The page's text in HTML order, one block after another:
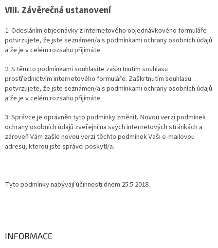
VIII. Závěrečná ustanovení
1. Odesláním objednávky z internetového objednávkového formuláře
potvrzujete, že jste seznámen/a s podmínkami ochrany osobních údajů
a že je v celém rozsahu přijímáte.
2. S těmito podmínkami souhlasíte zaškrtnutím souhlasu
prostřednictvím internetového formuláře. Zaškrtnutím souhlasu
potvrzujete, že jste seznámen/a s podmínkami ochrany osobních údajů
a že je v celém rozsahu přijímáte.
3. Správce je oprávněn tyto podmínky změnit. Novou verzi podmínek
ochrany osobních údajů zveřejní na svých internetových stránkách a
zároveň Vám zašle novou verzi těchto podmínek Vaši e-mailovou
adresu, kterou jste správci poskytl/a.
Tyto podmínky nabývají účinnosti dnem 25.5.2018.
INFORMACE